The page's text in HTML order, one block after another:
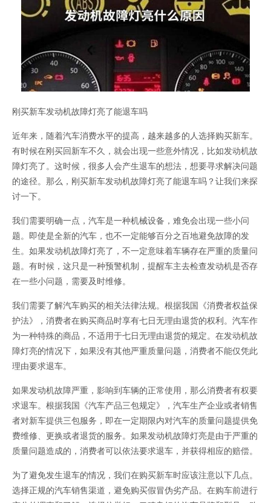
刚买新车发动机故障灯亮了能退车吗
近年来，随着汽车消费水平的提高，越来越多的人选择购买新车。
有时候在刚买回新车不久，就会出现一些意外情况，比如发动机故
障灯亮了。这时候，很多人会产生退车的想法，想要寻求解决问题
的途径。那么，刚买新车发动机故障灯亮了能退车吗？让我们来探
讨一下。
我们需要明确一点，汽车是一种机械设备，难免会出现一些小问
题。即使是全新的汽车，也不一定能够百分之百地避免故障的发
生。如果发动机故障灯亮了，不一定意味着车辆存在严重的质量问
题。有时候，这只是一种预警机制，提醒车主去检查发动机是否存
在一些小问题，需要及时维修。
我们需要了解汽车购买的相关法律法规。根据我国《消费者权益保
护法》，消费者在购买商品时享有七日无理由退货的权利。汽车作
为一种特殊的商品，不适用于七日无理由退货的规定。在发动机故
障灯亮的情况下，如果没有其他严重质量问题，消费者不能仅凭此
理由要求退车。
如果发动机故障严重，影响到车辆的正常使用，那么消费者有权要
求退车。根据我国《汽车产品三包规定》，汽车生产企业或者销售
者对新车提供三包服务，即在一定期限内对汽车的质量问题提供免
费维修、更换或者退货的服务。如果发动机故障灯亮是由于严重的
质量问题造成的，消费者可以依法要求退车，并获得相应的赔偿。
为了避免发生退车的情况，我们在购买新车时应该注意以下几点。
选择正规的汽车销售渠道，避免购买假冒伪劣产品。在购车前进行